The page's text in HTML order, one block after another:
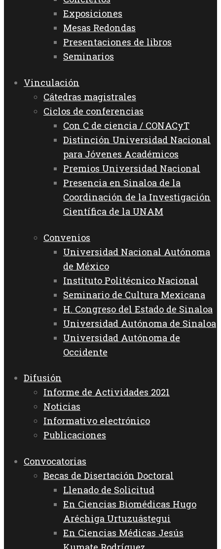
Exposiciones
Mesas Redondas
Presentaciones de libros
Seminarios
Vinculación
Cátedras magistrales
Ciclos de conferencias
Con C de ciencia / CONACyT
Distinción Universidad Nacional
para Jóvenes Académicos
Premios Universidad Nacional
Presencia en Sinaloa de la
Coordinación de la Investigación
Científica de la UNAM
Convenios
Universidad Nacional Autónoma
de México
Instituto Politécnico Nacional
Seminario de Cultura Mexicana
H. Congreso del Estado de Sinaloa
Universidad Autónoma de Sinaloa
Universidad Autónoma de
Occidente
Difusión
Informe de Actividades 2021
Noticias
Informativo electrónico
Publicaciones
Convocatorias
Becas de Disertación Doctoral
Llenado de Solicitud
En Ciencias Biomédicas Hugo
Aréchiga Urtuzuástegui
En Ciencias Médicas Jesús